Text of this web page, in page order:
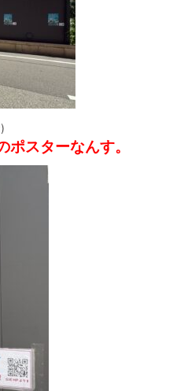
ポスターなんす。